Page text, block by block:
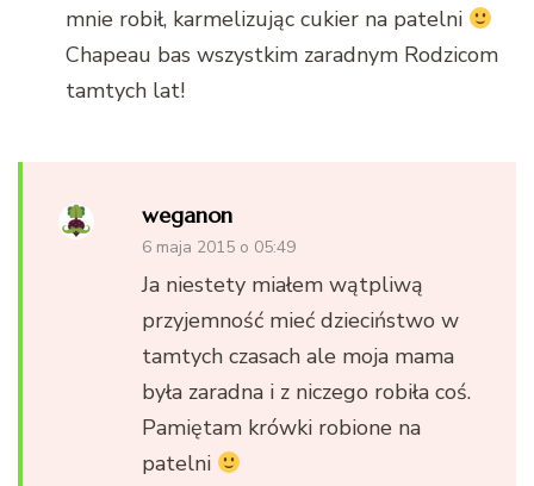
mnie robił, karmelizując cukier na patelni
Chapeau bas wszystkim zaradnym Rodzicom
tamtych lat!
weganon
6 maja 2015 o 05:49
Ja niestety miałem wątpliwą
przyjemność mieć dzieciństwo w
tamtych czasach ale moja mama
była zaradna i z niczego robiła coś.
Pamiętam krówki robione na
patelni